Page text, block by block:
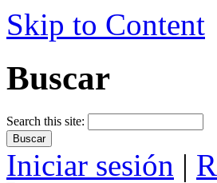
Skip to Content
Buscar
Search this site:
Iniciar sesión |